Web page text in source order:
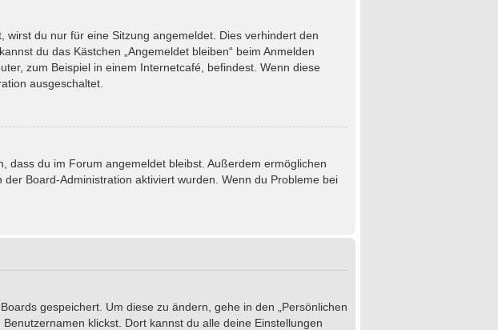
wirst du nur für eine Sitzung angemeldet. Dies verhindert den
du das Kästchen „Angemeldet bleiben“ beim Anmelden
zum Beispiel in einem Internetcafé, befindest. Wenn diese
ausgeschaltet.
dass du im Forum angemeldet bleibst. Außerdem ermöglichen
Board-Administration aktiviert wurden. Wenn du Probleme bei
gespeichert. Um diese zu ändern, gehe in den „Persönlichen
klickst. Dort kannst du alle deine Einstellungen